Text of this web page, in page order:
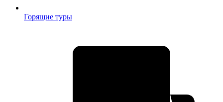
Горящие туры